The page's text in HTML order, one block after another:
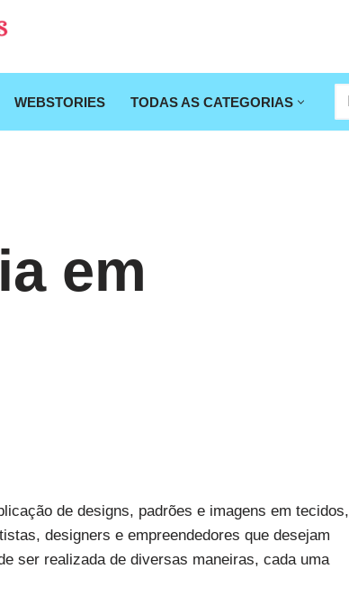
WEBSTORIES TODAS AS CATEGORIAS
em
de designs, padrões e imagens em tecidos,
designers e empreendedores que desejam
ser realizada de diversas maneiras, cada uma